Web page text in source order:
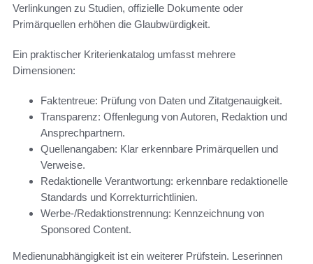
Verlinkungen zu Studien, offizielle Dokumente oder
Primärquellen erhöhen die Glaubwürdigkeit.
Ein praktischer Kriterienkatalog umfasst mehrere
Dimensionen:
Faktentreue: Prüfung von Daten und Zitatgenauigkeit.
Transparenz: Offenlegung von Autoren, Redaktion und
Ansprechpartnern.
Quellenangaben: Klar erkennbare Primärquellen und
Verweise.
Redaktionelle Verantwortung: erkennbare redaktionelle
Standards und Korrekturrichtlinien.
Werbe-/Redaktionstrennung: Kennzeichnung von
Sponsored Content.
Medienunabhängigkeit ist ein weiterer Prüfstein. Leserinnen